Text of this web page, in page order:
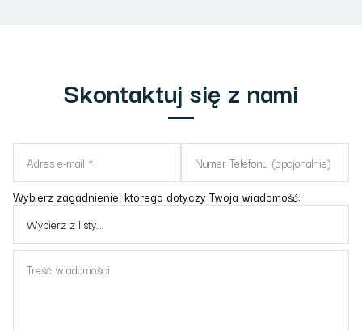
Skontaktuj się z nami
Wybierz zagadnienie, którego dotyczy Twoja wiadomość: